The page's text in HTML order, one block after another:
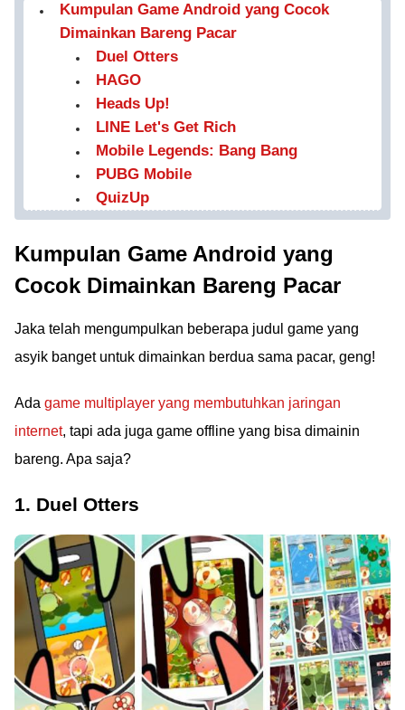
Kumpulan Game Android yang Cocok
Dimainkan Bareng Pacar
Duel Otters
HAGO
Heads Up!
LINE Let's Get Rich
Mobile Legends: Bang Bang
PUBG Mobile
QuizUp
Kumpulan Game Android yang
Cocok Dimainkan Bareng Pacar
Jaka telah mengumpulkan beberapa judul game yang
asyik banget untuk dimainkan berdua sama pacar, geng!
Ada game multiplayer yang membutuhkan jaringan
internet, tapi ada juga game offline yang bisa dimainin
bareng. Apa saja?
1. Duel Otters